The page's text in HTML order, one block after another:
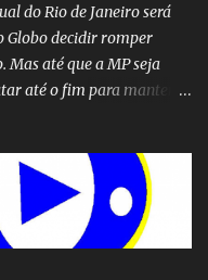
do Rio de Janeiro será
Globo decidir romper
Mas até que a MP seja
até o fim para manter o